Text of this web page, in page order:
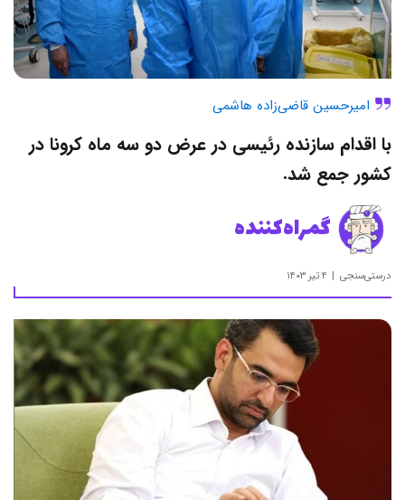
امیرحسین قاضی‌زاده هاشمی
با اقدام سازنده رئیسی در عرض دو سه ماه کرونا در
کشور جمع شد.
گمراه‌کننده
درستی‌سنجی ۴ تیر ۱۴۰۳